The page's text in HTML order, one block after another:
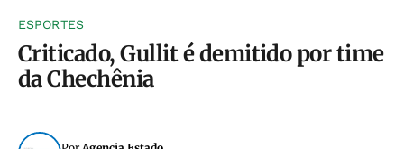
ESPORTES
Criticado, Gullit é demitido por time
da Chechênia